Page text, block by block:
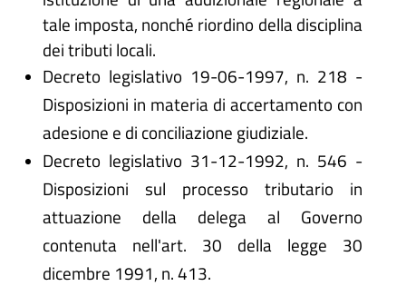
tale imposta, nonché riordino della disciplina
dei tributi locali.
Decreto legislativo 19-06-1997, n. 218 -
Disposizioni in materia di accertamento con
adesione e di conciliazione giudiziale.
Decreto legislativo 31-12-1992, n. 546 -
Disposizioni sul processo tributario in
attuazione della delega al Governo
contenuta nell'art. 30 della legge 30
dicembre 1991, n. 413.